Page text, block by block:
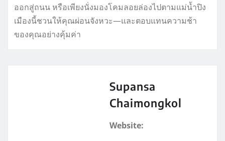
ออกสู่ถนน หรือเพียงนั่งมองโคมลอยล่องไปตามแม่น้ำปิง
เมืองนี้ชวนให้คุณผ่อนจังหวะ—และตอบแทนความช้า
ของคุณอย่างคุ้มค่า
Supansa
Chaimongkol
Website: